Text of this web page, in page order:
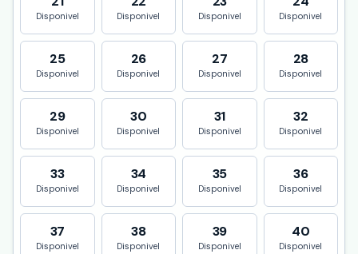
Disponivel Disponivel Disponivel Disponivel
25
Disponivel
26
Disponivel
27
Disponivel
28
Disponivel
29
Disponivel
30
Disponivel
31
Disponivel
32
Disponivel
33
Disponivel
34
Disponivel
35
Disponivel
36
Disponivel
37
Disponivel
38
Disponivel
39
Disponivel
40
Disponivel